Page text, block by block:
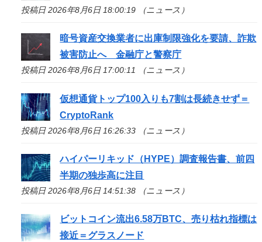
投稿日 2026年8月6日 18:00:19 （ニュース）
暗号資産交換業者に出庫制限強化を要請、詐欺
被害防止へ 金融庁と警察庁
投稿日 2026年8月6日 17:00:11 （ニュース）
仮想通貨トップ100入りも7割は長続きせず＝
CryptoRank
投稿日 2026年8月6日 16:26:33 （ニュース）
ハイパーリキッド（HYPE）調査報告書、前四
半期の独歩高に注目
投稿日 2026年8月6日 14:51:38 （ニュース）
ビットコイン流出6.58万BTC、売り枯れ指標は
接近＝グラスノード